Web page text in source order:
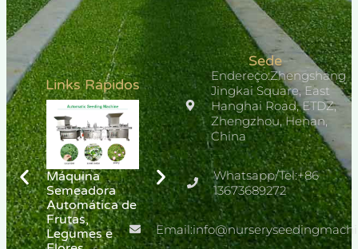
Links Rápidos
Máquina
Semeadora
Automática de
Frutas,
Legumes e
Máquina de
mudas para
viveiro de
vegetais
Bandejas de
Mudas para
Sementes de
Flores e
Vegetais
Sede
Endereço:Zhengshang
Jingkai Square, East
Hanghai Road, ETDZ,
Zhengzhou, Henan,
China
Whatsapp/Tel:+86
13673689272